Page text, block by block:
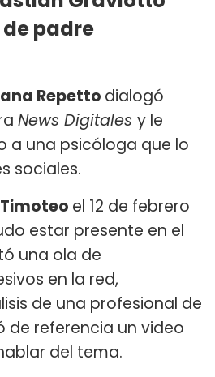
padre
Repetto dialogó
News Digitales y le
a una psicóloga que lo
sociales.
Timoteo el 12 de febrero
estar presente en el
una ola de
en la red,
de una profesional de
de referencia un video
del tema.